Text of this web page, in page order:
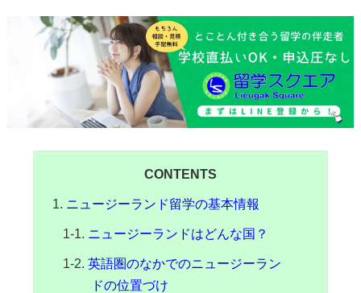
CONTENTS
ニュージーランド留学の基本情報
ニュージーランドはどんな国？
英語圏のなかでのニュージーラン
ドの位置づけ